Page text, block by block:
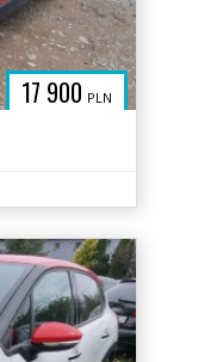
17 900 PLN